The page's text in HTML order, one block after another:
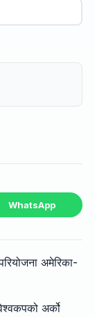
WhatsApp
अमेरिका-
अर्को